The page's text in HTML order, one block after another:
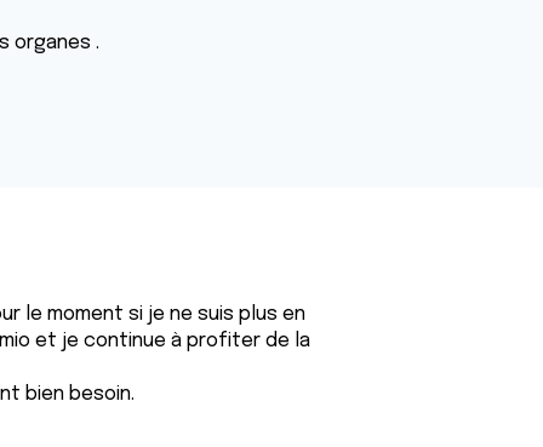
organes .
le moment si je ne suis plus en
et je continue à profiter de la
bien besoin.